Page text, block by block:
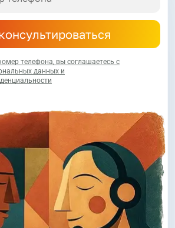
телефона, вы соглашаетесь с
данных и